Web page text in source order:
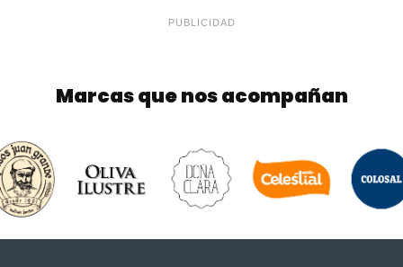
PUBLICIDAD
Marcas que nos acompañan